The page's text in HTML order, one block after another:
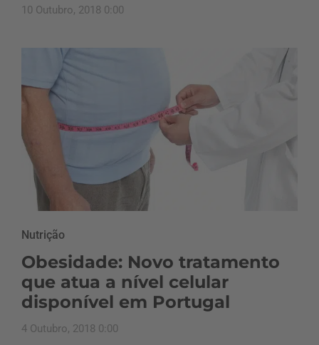
10 Outubro, 2018 0:00
Nutrição
Obesidade: Novo tratamento
que atua a nível celular
disponível em Portugal
4 Outubro, 2018 0:00